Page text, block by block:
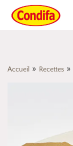
Accueil » Recettes »